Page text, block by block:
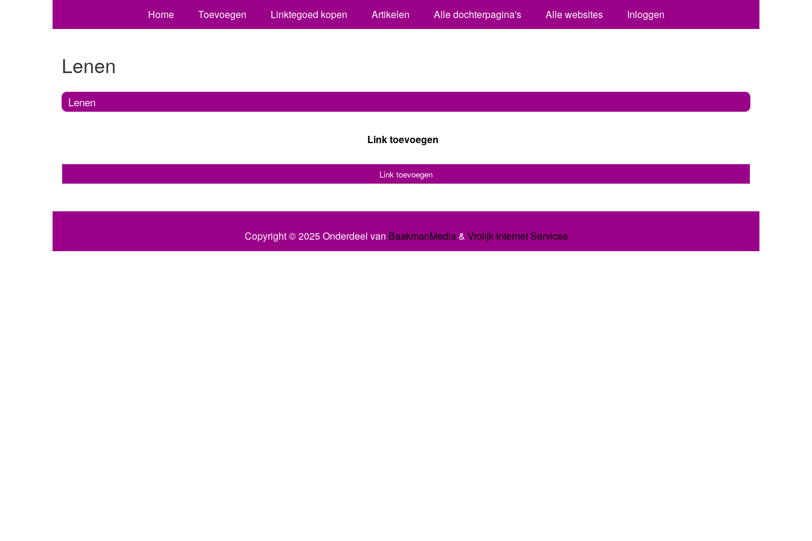
Home Toevoegen Linktegoed kopen Artikelen Alle dochterpagina's Alle websites Inloggen
Lenen
Lenen
Link toevoegen
Link toevoegen
Copyright © 2025 Onderdeel van BaakmanMedia& Vrolijk Internet Services